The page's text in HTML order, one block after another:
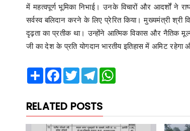
में महत्वपूर्ण भूमिका निभाई। उनके विचारों और आदर्शों ने
सर्वस्व बलिदान करने के लिए प्रेरित किया। मुख्यमंत्री श्री
दृढ़ता का प्रतीक था। उन्होंने आत्मिक विकास और नैतिक
जी का देश के प्रति योगदान भारतीय इतिहास में अमिट
Share Facebook
TwitterTelegram
RELATED POSTS